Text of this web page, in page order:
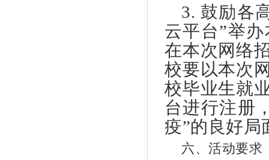
3. 鼓励各
云平台”举
在本次网络
校要以本次
校毕业生就
台进行注册
疫”的良好局
六、活动要求